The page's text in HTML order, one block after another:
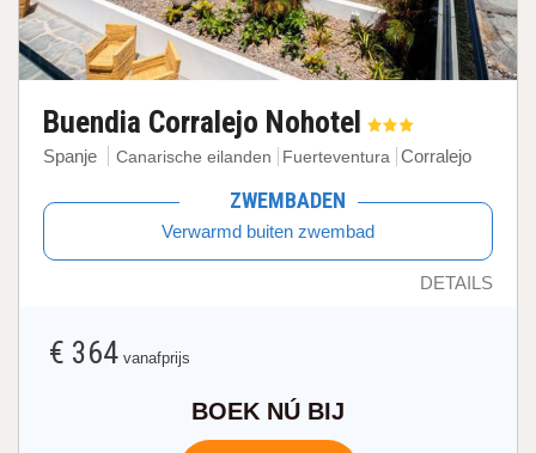
Buendia Corralejo Nohotel
Spanje Canarische eilanden Fuerteventura Corralejo
ZWEMBADEN
Verwarmd buiten zwembad
DETAILS
€ 364 vanafprijs
BOEK NÚ BIJ